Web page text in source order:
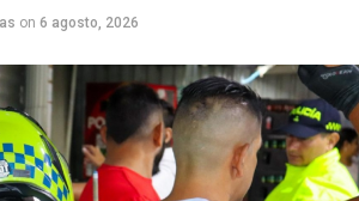
on 6 agosto, 2026